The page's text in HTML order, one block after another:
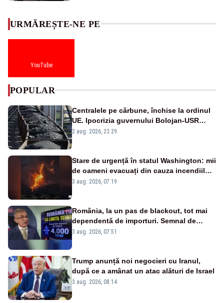
URMĂREȘTE-NE PE
YouTube
POPULAR
Centralele pe cărbune, închise la ordinul
UE. Ipocrizia guvernului Bolojan-USR
după starea de alertă
2 aug. 2026, 23:29
Stare de urgență în statul Washington: mii
de oameni evacuați din cauza incendiilor
puternice de vegetație
3 aug. 2026, 07:19
România, la un pas de blackout, tot mai
dependentă de importuri. Semnal de
alarmă tras de un expert în energie
3 aug. 2026, 07:51
Trump anunță noi negocieri cu Iranul,
după ce a amânat un atac alături de Israel
3 aug. 2026, 08:14